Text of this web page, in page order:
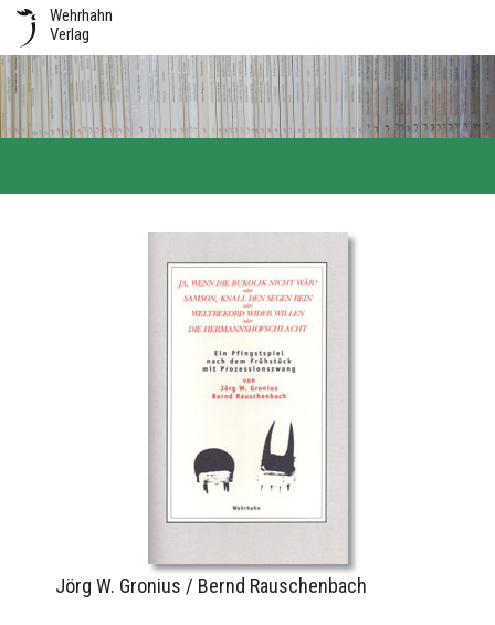
Wehrhahn
Verlag
Jörg W. Gronius / Bernd Rauschenbach